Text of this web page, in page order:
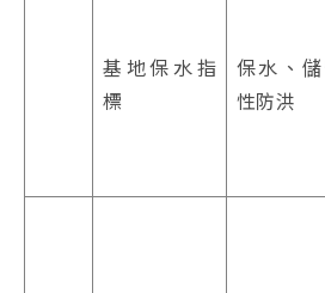
基地保水指
標
保水、
性防洪